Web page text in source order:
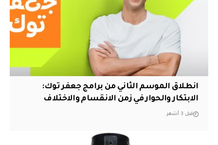
انطلاق الموسم الثاني من برامج جعفر توك:
الابتكار والحوار في زمن الانقسام والاختلاف
قبل 3 أشهر